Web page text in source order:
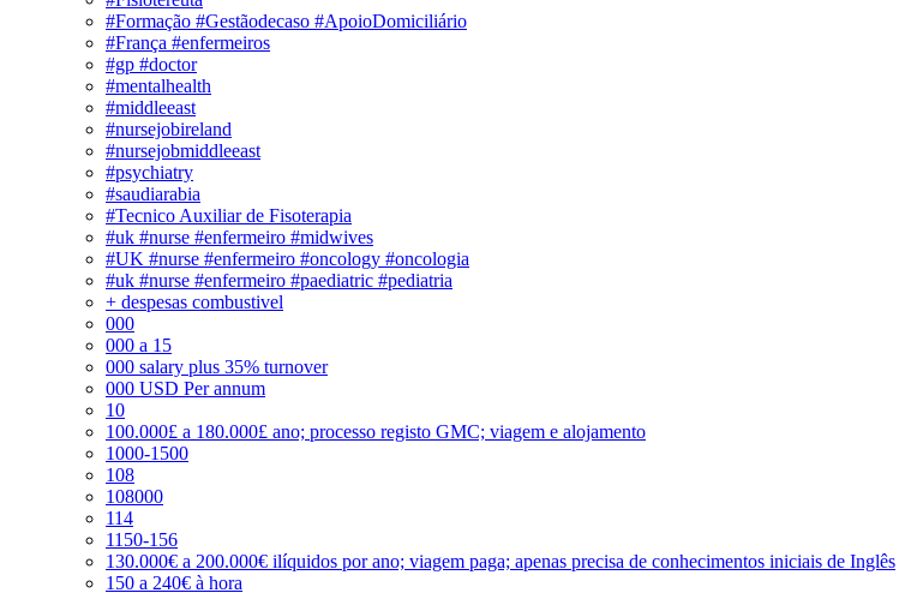
#Formação #Gestãodecaso #ApoioDomiciliário
#França #enfermeiros
#gp #doctor
#mentalhealth
#middleeast
#nursejobireland
#nursejobmiddleeast
#psychiatry
#saudiarabia
#Tecnico Auxiliar de Fisoterapia
#uk #nurse #enfermeiro #midwives
#UK #nurse #enfermeiro #oncology #oncologia
#uk #nurse #enfermeiro #paediatric #pediatria
+ despesas combustivel
000
000 a 15
000 salary plus 35% turnover
000 USD Per annum
10
100.000£ a 180.000£ ano; processo registo GMC; viagem e alojamento
1000-1500
108
108000
114
1150-156
130.000€ a 200.000€ ilíquidos por ano; viagem paga; apenas precisa de conhecimentos iniciais de Inglês
150 a 240€ à hora